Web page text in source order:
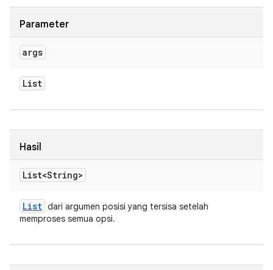
Parameter
args
List
Hasil
List<String>
List dari argumen posisi yang tersisa setelah
memproses semua opsi.